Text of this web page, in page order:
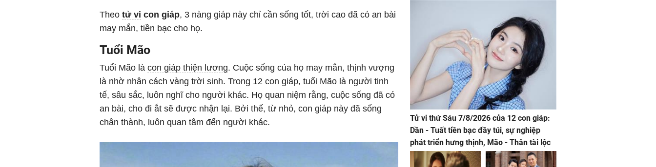
Theo tử vi con giáp, 3 nàng giáp này chỉ cần sống tốt, trời cao đã có an bài
may mắn, tiền bạc cho họ.
Tuổi Mão
Tuổi Mão là con giáp thiện lương. Cuộc sống của họ may mắn, thịnh vượng
là nhờ nhân cách vàng trời sinh. Trong 12 con giáp, tuổi Mão là người tinh
tế, sâu sắc, luôn nghĩ cho người khác. Họ quan niệm rằng, cuộc sống đã có
an bài, cho đi ắt sẽ được nhận lại. Bởi thế, từ nhỏ, con giáp này đã sống
chân thành, luôn quan tâm đến người khác.
Tử vi thứ Sáu 7/8/2026 của 12 con giáp:
Dần - Tuất tiền bạc đầy túi, sự nghiệp
phát triển hưng thịnh, Mão - Thân tài lộc
ảm đạm, mọi sự khó thành công mỹ mãn